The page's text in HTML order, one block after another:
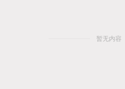
暂无内容